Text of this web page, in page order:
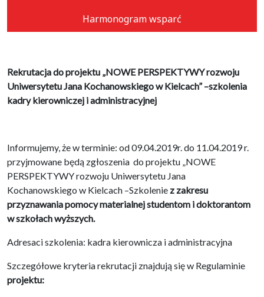
Harmonogram wsparć
Rekrutacja do projektu „NOWE PERSPEKTYWY rozwoju
Uniwersytetu Jana Kochanowskiego w Kielcach” –szkolenia
kadry kierowniczej i administracyjnej
Informujemy, że w terminie: od 09.04.2019r. do 11.04.2019 r.
przyjmowane będą zgłoszenia do projektu „NOWE
PERSPEKTYWY rozwoju Uniwersytetu Jana
Kochanowskiego w Kielcach –Szkolenie z zakresu
przyznawania pomocy materialnej studentom i doktorantom
w szkołach wyższych.
Adresaci szkolenia: kadra kierownicza i administracyjna
Szczegółowe kryteria rekrutacji znajdują się w Regulaminie
projektu: